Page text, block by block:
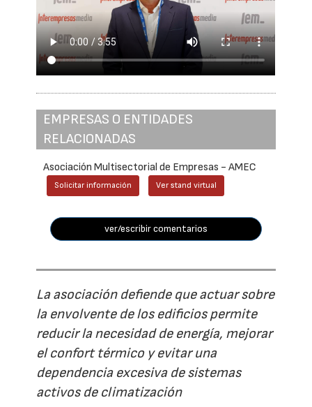
EMPRESAS O ENTIDADES
RELACIONADAS
Asociación Multisectorial de Empresas - AMEC
Solicitar información Ver stand virtual
ver/escribir comentarios
La asociación defiende que actuar sobre
la envolvente de los edificios permite
reducir la necesidad de energía, mejorar
el confort térmico y evitar una
dependencia excesiva de sistemas
activos de climatización